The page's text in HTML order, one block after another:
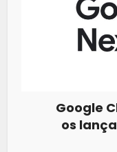
Google
os